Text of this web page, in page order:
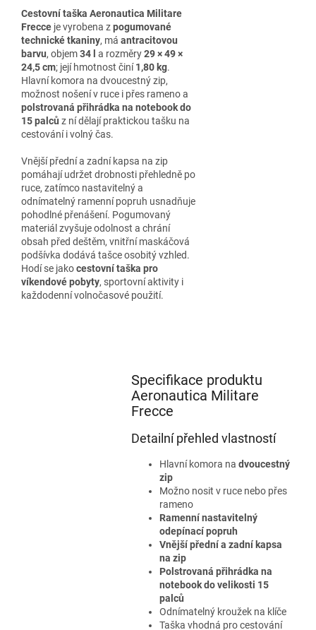
Cestovní taška Aeronautica Militare
Frecce je vyrobena zpogumované
technické tkaniny, má antracitovou
barvu, objem34 l a rozměry29 × 49 ×
24,5 cm; její hmotnost činí1,80 kg.
Hlavní komora na dvoucestný zip,
možnost nošení v ruce i přes rameno a
polstrovaná přihrádka na notebook do
15 palců z ní dělají praktickou tašku na
cestování i volný čas.
Vnější přední a zadní kapsa na zip
pomáhají udržet drobnosti přehledně po
ruce, zatímco nastavitelný a
odnímatelný ramenní popruh usnadňuje
pohodlné přenášení. Pogumovaný
materiál zvyšuje odolnost a chrání
obsah před deštěm, vnitřní maskáčová
podšívka dodává tašce osobitý vzhled.
Hodí se jakocestovní taška pro
víkendové pobyty, sportovní aktivity i
každodenní volnočasové použití.
Specifikace produktu
Aeronautica Militare
Frecce
Detailní přehled vlastností
Hlavní komora na dvoucestný
zip
Možno nosit v ruce nebo přes
rameno
Ramenní nastavitelný
odepínací popruh
Vnější přední a zadní kapsa
na zip
Polstrovaná přihrádka na
notebook do velikosti 15
palců
Odnímatelný kroužek na klíče
Taška vhodná pro cestování